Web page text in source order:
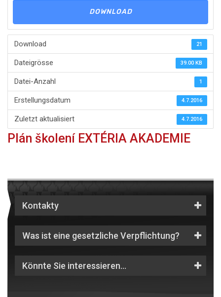
DOWNLOAD
Download 21
Dateigrösse 39.00 KB
Datei-Anzahl 1
Erstellungsdatum 4.7.2016
Zuletzt aktualisiert 4.7.2016
Plán školení EXTÉRIA AKADEMIE
Kontakty
Was ist eine gesetzliche Verpflichtung?
Könnte Sie interessieren…